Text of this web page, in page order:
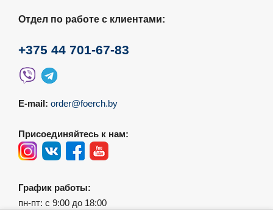
Отдел по работе с клиентами:
+375 44 701-67-83
E-mail: order@foerch.by
Присоединяйтесь к нам:
График работы:
пн-пт: с 9:00 до 18:00